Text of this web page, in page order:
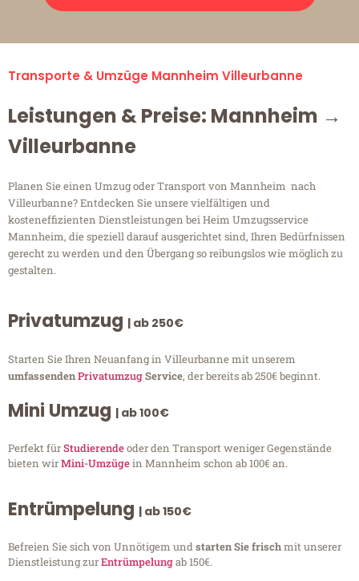
Transporte & Umzüge Mannheim Villeurbanne
Leistungen & Preise: Mannheim →
Villeurbanne
Planen Sie einen Umzug oder Transport von Mannheim nach
Villeurbanne? Entdecken Sie unsere vielfältigen und
kosteneffizienten Dienstleistungen bei Heim Umzugsservice
Mannheim, die speziell darauf ausgerichtet sind, Ihren Bedürfnissen
gerecht zu werden und den Übergang so reibungslos wie möglich zu
gestalten.
Privatumzug | ab 250€
Starten Sie Ihren Neuanfang in Villeurbanne mit unserem
umfassendenPrivatumzugService, der bereits ab 250€ beginnt.
Mini Umzug | ab 100€
Perfekt fürStudierendeoder den Transport weniger Gegenstände
bieten wirMini-Umzügein Mannheim schon ab 100€ an.
Entrümpelung | ab 150€
Befreien Sie sich von Unnötigem undstarten Sie frischmit unserer
Dienstleistung zurEntrümpelungab 150€.